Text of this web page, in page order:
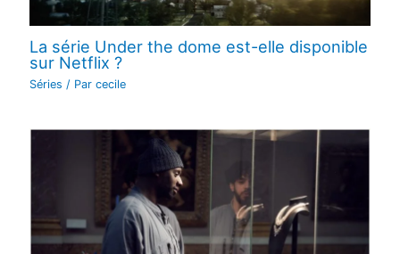
La série Under the dome est-elle disponible
sur Netflix ?
Séries / Par cecile